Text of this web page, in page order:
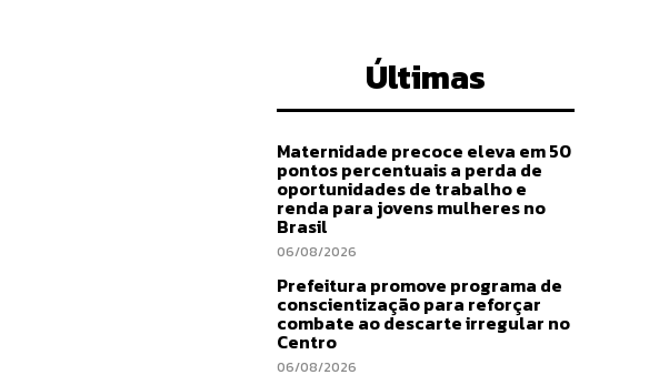
Últimas
Maternidade precoce eleva em 50
pontos percentuais a perda de
oportunidades de trabalho e
renda para jovens mulheres no
Brasil
06/08/2026
Prefeitura promove programa de
conscientização para reforçar
combate ao descarte irregular no
Centro
06/08/2026